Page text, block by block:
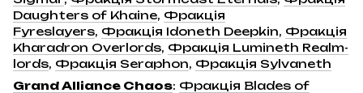
Daughters of Khaine, Фракція
Fyreslayers, Фракція Idoneth Deepkin, Фракція
Kharadron Overlords, Фракція Lumineth Realm-
lords, Фракція Seraphon, Фракція Sylvaneth
Grand Alliance Chaos: Фракція Blades of